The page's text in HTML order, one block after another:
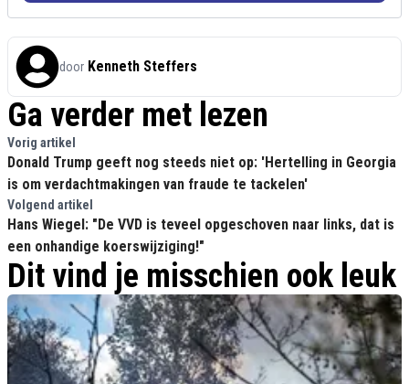
door Kenneth Steffers
Ga verder met lezen
Vorig artikel
Donald Trump geeft nog steeds niet op: 'Hertelling in Georgia
is om verdachtmakingen van fraude te tackelen'
Volgend artikel
Hans Wiegel: "De VVD is teveel opgeschoven naar links, dat is
een onhandige koerswijziging!"
Dit vind je misschien ook leuk